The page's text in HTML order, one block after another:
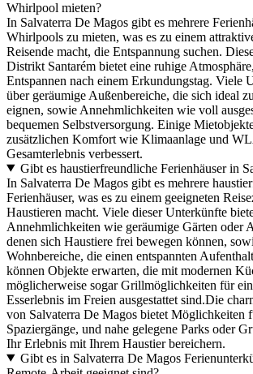
Whirlpool mieten?
In Salvaterra De Magos gibt es mehrere
Whirlpools zu mieten, was es zu einem
Reisende macht, die Entspannung suchen.
Distrikt Santarém bietet eine ruhige
Entspannen nach einem Erkundungstag. Viele
über geräumige Außenbereiche, die sich ideal
eignen, sowie Annehmlichkeiten wie voll
bequemen Selbstversorgung. Einige
zusätzlichen Komfort wie Klimaanlage und
Gesamterlebnis verbessert.
Gibt es haustierfreundliche Ferienhäuser in
In Salvaterra De Magos gibt es mehrere
Ferienhäuser, was es zu einem geeigneten
Haustieren macht. Viele dieser Unterkünfte
Annehmlichkeiten wie geräumige Gärten oder
denen sich Haustiere frei bewegen können,
Wohnbereiche, die einen entspannten
können Objekte erwarten, die mit modernen
möglicherweise sogar Grillmöglichkeiten für
Esserlebnis im Freien ausgestattet sind.Die
von Salvaterra De Magos bietet Möglichkeiten
Spaziergänge, und nahe gelegene Parks oder
Ihr Erlebnis mit Ihrem Haustier bereichern.
Gibt es in Salvaterra De Magos